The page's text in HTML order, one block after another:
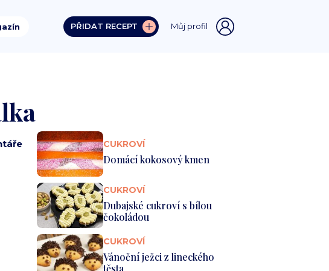
PŘIDAT RECEPT Můj profil
CUKROVÍ
Domácí kokosový kmen
CUKROVÍ
Dubajské cukroví s bílou
čokoládou
CUKROVÍ
Vánoční ježci z lineckého
těsta